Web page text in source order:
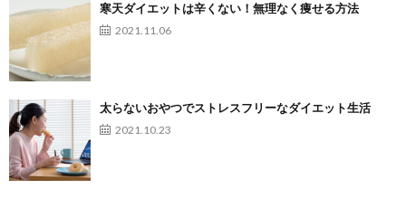
寒天ダイエットは辛くない！無理なく痩せる方法
2021.11.06
太らないおやつでストレスフリーなダイエット生活
2021.10.23